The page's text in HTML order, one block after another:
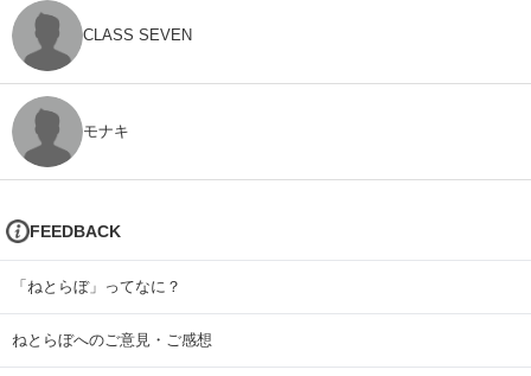
CLASS SEVEN
モナキ
FEEDBACK
「ねとらぼ」ってなに？
ねとらぼへのご意見・ご感想